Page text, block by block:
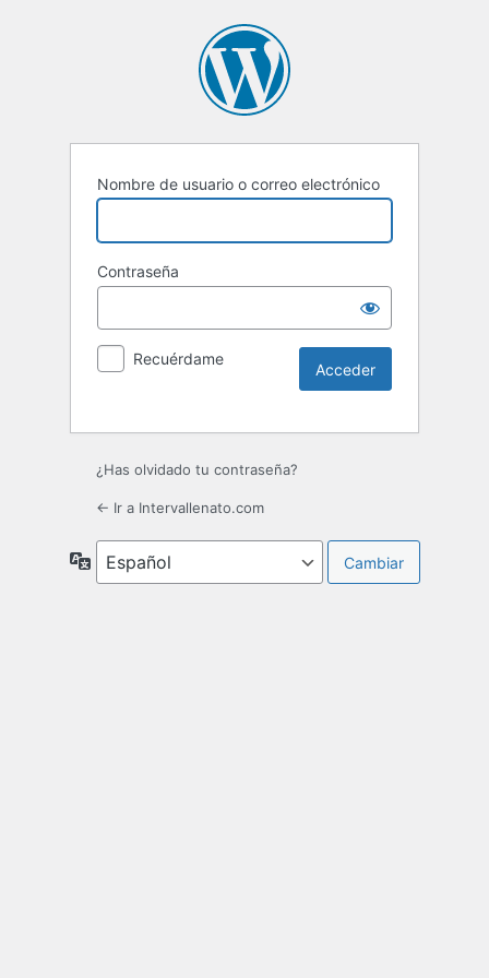
Nombre de usuario o correo electrónico
Contraseña
Recuérdame
¿Has olvidado tu contraseña?
← Ir a Intervallenato.com
Idioma